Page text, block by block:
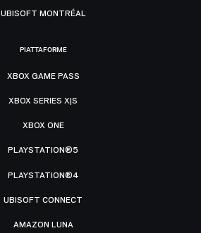
UBISOFT MONTRÉAL
PIATTAFORME
XBOX GAME PASS
XBOX SERIES X|S
XBOX ONE
PLAYSTATION®5
PLAYSTATION®4
UBISOFT CONNECT
AMAZON LUNA